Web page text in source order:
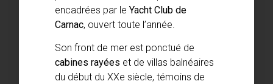
encadrées par le Yacht Club de
Carnac, ouvert toute l’année.
Son front de mer est ponctué de
cabines rayées et de villas balnéaires
du début du XXe siècle, témoins de